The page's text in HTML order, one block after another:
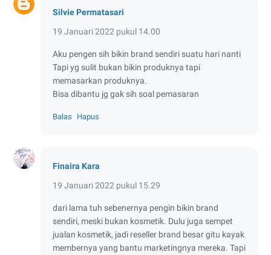
Silvie Permatasari
19 Januari 2022 pukul 14.00
Aku pengen sih bikin brand sendiri suatu hari nanti
Tapi yg sulit bukan bikin produknya tapi
memasarkan produknya.
Bisa dibantu jg gak sih soal pemasaran
Balas Hapus
Finaira Kara
19 Januari 2022 pukul 15.29
dari lama tuh sebenernya pengin bikin brand
sendiri, meski bukan kosmetik. Dulu juga sempet
jualan kosmetik, jadi reseller brand besar gitu kayak
membernya yang bantu marketingnya mereka. Tapi